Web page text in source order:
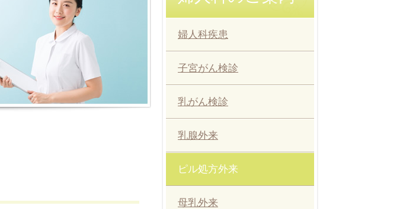
婦人科疾患
子宮がん検診
乳がん検診
乳腺外来
ピル処方外来
母乳外来